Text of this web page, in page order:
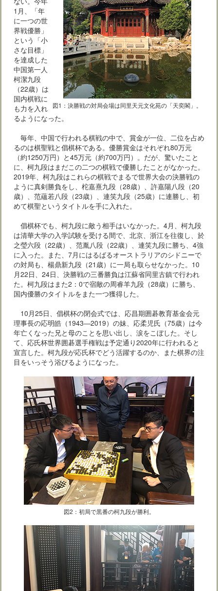
図1：決勝戦の対局会場は同里天元文化苑の「天奕閣」。
1月、「年
に一つの世
界戦優勝」
という「小
さな目標」
を達成した
中国第一人
柯潔九段
（22歳）は
国内棋戦に
も力を入れ
るようになった。
毎年、中国で行われる棋戦の中で、賞金が一位、二位を占め
るのは棋聖戦と倡棋杯である。優勝賞金はそれぞれ80万元
（約1250万円）と45万元（約700万円）。だが、驚いたこと
に、柯九段はまだこの二つの棋戦で優勝したことがなかった。
2019年、柯九段はこれらの棋戦でまるで世界大会の決勝戦の
ように真剣勝負をし、柁嘉熹九段（28歳）、許嘉陽八段（20
歳）、范蘊若八段（23歳）、連笑九段（25歳）に連勝し、初
めて棋聖というタイトルを手に入れた。
倡棋杯でも、柯九段に敵う相手はいなかった。4月、柯九段
は清華大学の入学試験を受ける間で、北京、浙江を往復し、於
之瑩六段（22歳）、范胤八段（22歳）、連笑九段に勝ち、4強
に入った。また、7月にはるばるオーストラリアのシドニーで
の対局も、楊鼎新九段（21歳）に一局も取らせなかった。10
月22日、24日、決勝戦の三番勝負は江蘇省同里古鎮で行われ
た。柯九段はまた2：0で宿敵の周睿羊九段（28歳）に勝ち、
国内優勝のタイトルをまた一つ獲得した。
10月25日、倡棋杯の閉会式では、応昌期囲碁教育基金会元
理事長の応明皓（1943―2019）の妹、応柔児氏（75歳）は今
年亡くなった兄と母のことを思い出し、涙をこぼした。そし
て、応氏杯世界囲碁選手権戦は予定通り2020年に行われると
宣言した。柯九段が応氏杯でどう活躍するのか、また棋界の注
目をいっそう浴びるようになった。
図2：初局で黒番の柯九段が勝利。